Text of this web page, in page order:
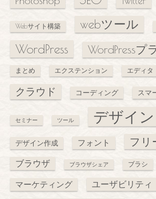
Webサイト構築 webツール
WordPress WordPressプ
まとめ エクステンション エディタ
クラウド コーディング スマ
セミナー ツール デザイン
デザイン作成 フォント フリ
ブラウザ ブラウザシェア ブラシ
マーケティング ユーザビリティ